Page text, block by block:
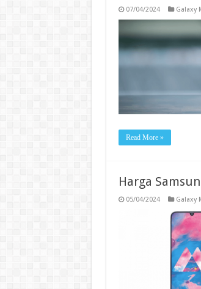
07/04/2024 Galaxy
Read More »
Harga
05/04/2024 Galaxy